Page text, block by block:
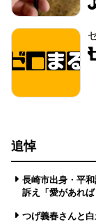
追悼
長崎市出身・平
訴え「愛があれ
つげ義春さんと